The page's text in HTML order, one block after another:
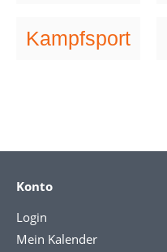
Kampfsport
Konto
Login
Mein Kalender